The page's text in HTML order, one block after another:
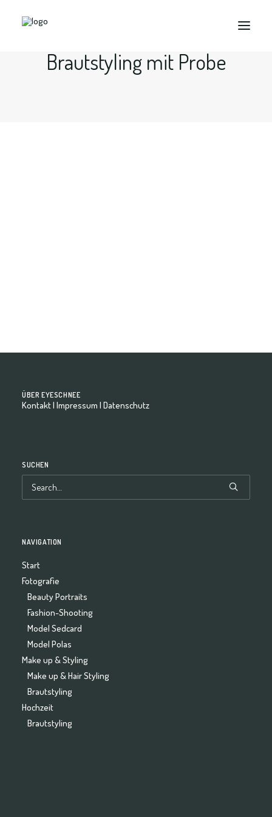
Brautstyling mit Probe
ÜBER EYESCHNEE
Kontakt| Impressum | Datenschutz
SUCHEN
NAVIGATION
Start
Fotografie
Beauty Portraits
Fashion-Shooting
Model Sedcard
Model Polas
Make up & Styling
Make up & Hair Styling
Brautstyling
Hochzeit
Brautstyling